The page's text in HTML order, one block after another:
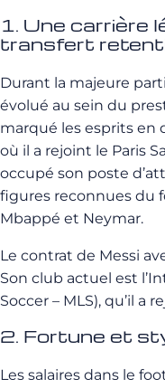
1. Une carrière
transfert
Durant la majeure
évolué au sein du
marqué les esprits en
où il a rejoint le Paris
occupé son poste
figures reconnues du
Mbappé et Neymar.
Le contrat de Messi
Son club actuel est
Soccer – MLS), qu’il a
2. Fortune et
Les salaires dans le